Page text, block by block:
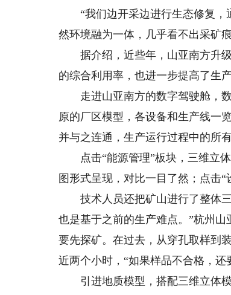
“我们边开采边进行生态修复，
然环境融为一体，几乎看不出采矿
据介绍，近些年，山亚南方升级
的综合利用率，也进一步提高了生
走进山亚南方的数字驾驶舱，数
原的厂区模型，各设备和生产线一
并与之连通，生产运行过程中的所
点击“能源管理”板块，三维立体
图形式呈现，对比一目了然；点击“
技术人员还把矿山进行了整体三
也是基于之前的生产难点。”杭州
要先探矿。在过去，从穿孔取样到
近两个小时，“如果样品不合格，
引进地质模型，搭配三维立体模